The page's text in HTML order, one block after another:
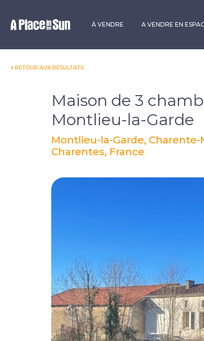
À VENDRE A VENDRE EN
RETOUR AUX RÉSULTATS
Maison de 3
Montlieu-la-Garde
Montlieu-la-Garde,
Charentes, France